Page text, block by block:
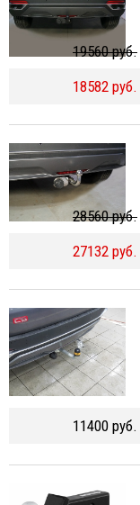
19560 руб.
18582 руб.
28560 руб.
27132 руб.
11400 руб.